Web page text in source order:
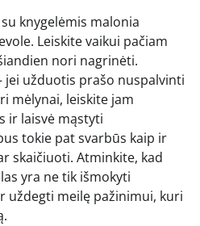
knygelėmis malonia
Leiskite vaikui pačiam
nori nagrinėti.
užduotis prašo nuspalvinti
mėlynai, leiskite jam
ir laisvė mąstyti
tokie pat svarbūs kaip ir
skaičiuoti. Atminkite, kad
yra ne tik išmokyti
uždegti meilę pažinimui, kuri